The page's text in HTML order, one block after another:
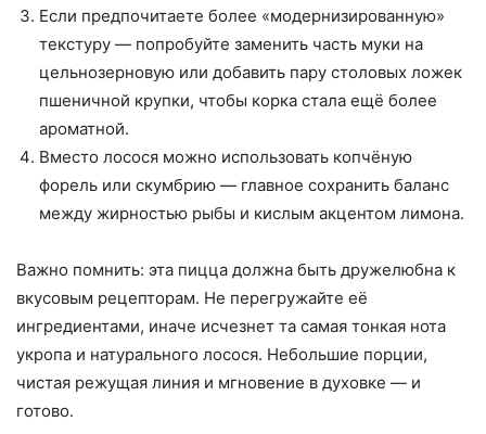
Если предпочитаете более «модернизированную»
текстуру — попробуйте заменить часть муки на
цельнозерновую или добавить пару столовых ложек
пшеничной крупки, чтобы корка стала ещё более
ароматной.
Вместо лосося можно использовать копчёную
форель или скумбрию — главное сохранить баланс
между жирностью рыбы и кислым акцентом лимона.
Важно помнить: эта пицца должна быть дружелюбна к
вкусовым рецепторам. Не перегружайте её
ингредиентами, иначе исчезнет та самая тонкая нота
укропа и натурального лосося. Небольшие порции,
чистая режущая линия и мгновение в духовке — и
готово.